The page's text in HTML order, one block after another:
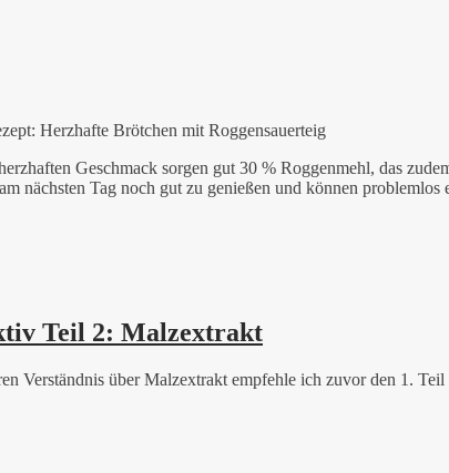
Herzhafte Brötchen mit Roggensauerteig
Geschmack sorgen gut 30 % Roggenmehl, das
nächsten Tag noch gut zu genießen und können problemlos
Teil 2: Malzextrakt
über Malzextrakt empfehle ich zuvor den 1.